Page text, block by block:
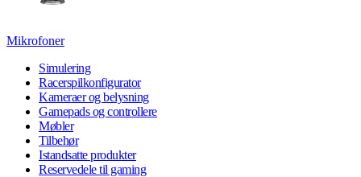
Mikrofoner
Simulering
Racerspilkonfigurator
Kameraer og belysning
Gamepads og controllere
Møbler
Tilbehør
Istandsatte produkter
Reservedele til gaming